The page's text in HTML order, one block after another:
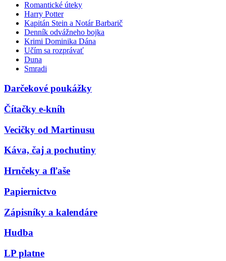
Romantické úteky
Harry Potter
Kapitán Stein a Notár Barbarič
Denník odvážneho bojka
Krimi Dominika Dána
Učím sa rozprávať
Duna
Smradi
Darčekové poukážky
Čítačky e-kníh
Vecičky od Martinusu
Káva, čaj a pochutiny
Hrnčeky a fľaše
Papiernictvo
Zápisníky a kalendáre
Hudba
LP platne